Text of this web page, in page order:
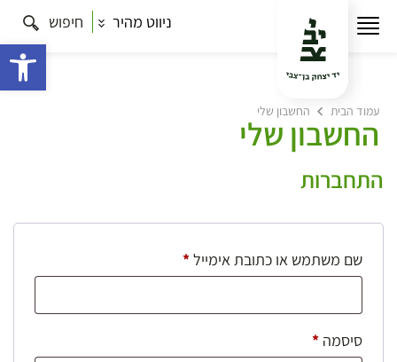
ניווט מהיר חיפוש
עמוד הבית החשבון שלי
החשבון שלי
התחברות
שם משתמש או כתובת אימייל*חובה
סיסמה *חובה